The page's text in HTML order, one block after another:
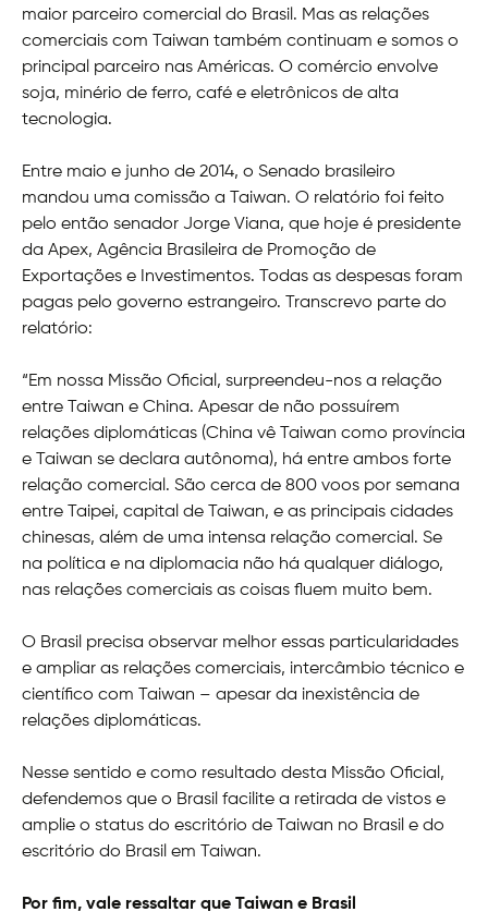
maior parceiro comercial do Brasil. Mas as relações
comerciais com Taiwan também continuam e somos o
principal parceiro nas Américas. O comércio envolve
soja, minério de ferro, café e eletrônicos de alta
tecnologia.
Entre maio e junho de 2014, o Senado brasileiro
mandou uma comissão a Taiwan. O relatório foi feito
pelo então senador Jorge Viana, que hoje é presidente
da Apex, Agência Brasileira de Promoção de
Exportações e Investimentos. Todas as despesas foram
pagas pelo governo estrangeiro. Transcrevo parte do
relatório:
“Em nossa Missão Oficial, surpreendeu-nos a relação
entre Taiwan e China. Apesar de não possuírem
relações diplomáticas (China vê Taiwan como província
e Taiwan se declara autônoma), há entre ambos forte
relação comercial. São cerca de 800 voos por semana
entre Taipei, capital de Taiwan, e as principais cidades
chinesas, além de uma intensa relação comercial. Se
na política e na diplomacia não há qualquer diálogo,
nas relações comerciais as coisas fluem muito bem.
O Brasil precisa observar melhor essas particularidades
e ampliar as relações comerciais, intercâmbio técnico e
científico com Taiwan – apesar da inexistência de
relações diplomáticas.
Nesse sentido e como resultado desta Missão Oficial,
defendemos que o Brasil facilite a retirada de vistos e
amplie o status do escritório de Taiwan no Brasil e do
escritório do Brasil em Taiwan.
Por fim, vale ressaltar que Taiwan e Brasil